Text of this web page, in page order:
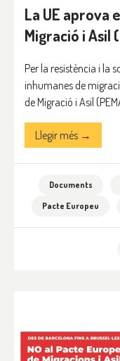
La UE aprova
Migració i Asil
Per la resistència i la
inhumanes de
de Migració i Asil
Llegir més →
Documents
Pacte Europeu